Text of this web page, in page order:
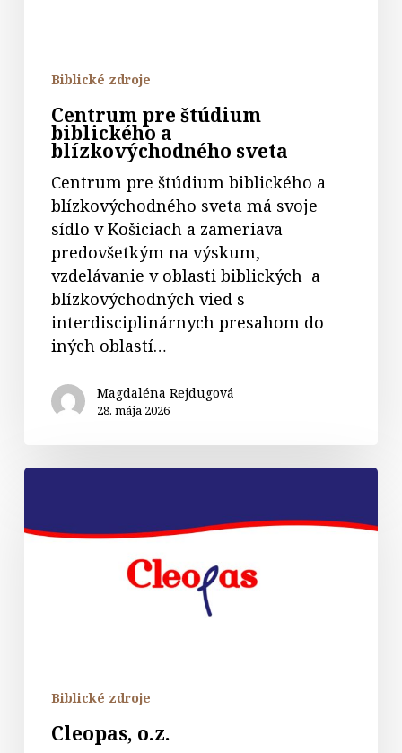
Biblické zdroje
Centrum pre štúdium
biblického a
blízkovýchodného sveta
Centrum pre štúdium biblického a
blízkovýchodného sveta má svoje
sídlo v Košiciach a zameriava
predovšetkým na výskum,
vzdelávanie v oblasti biblických a
blízkovýchodných vied s
interdisciplinárnych presahom do
iných oblastí…
Magdaléna Rejdugová
28. mája 2026
Cleopas,
Biblické zdroje
Cleopas, o.z.